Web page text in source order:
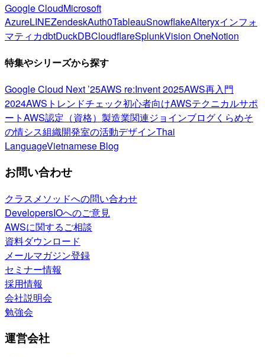
Google CloudMicrosoft
AzureLINEZendeskAuth0TableauSnowflakeAlteryxインフォ
マティカdbtDuckDBCloudflareSplunkVision OneNotion
特集やシリーズから探す
Google Cloud Next ’25AWS re:Invent 2025AWS再入門
2024AWSトレンドチェック初心者向けAWSテクニカルサポ
ートAWS認定（資格） 製造業関連ジョインブログくらめそ
の情シス組織開発室の活動デザインThai
LanguageVietnamese Blog
お問い合わせ
クラスメソッドへの問い合わせ
DevelopersIOへのご意見
AWSに関するご相談
資料ダウンロード
メールマガジン登録
セミナー情報
採用情報
会社説明会
勉強会
運営会社